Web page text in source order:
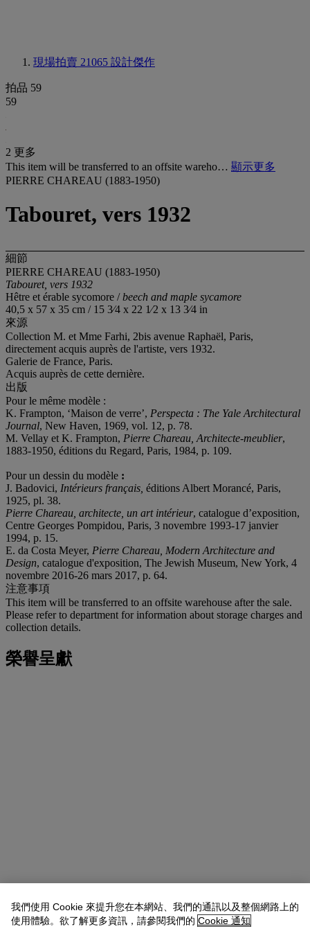
現場拍賣 21065 設計傑作
拍品 59
59
2 更多
This item will be transferred to an offsite wareho… 顯示更多
PIERRE CHAREAU (1883-1950)
Tabouret, vers 1932
細節
PIERRE CHAREAU (1883-1950)
Tabouret, vers 1932
Hêtre et érable sycomore /beech and maple sycamore
40,5 x 57 x 35 cm / 15 3⁄4 x 22 1⁄2 x 13 3⁄4 in
來源
Collection M. et Mme Farhi, 2bis avenue Raphaël, Paris,
directement acquis auprès de l'artiste, vers 1932.
Galerie de France, Paris.
Acquis auprès de cette dernière.
出版
Pour le même modèle :
K. Frampton, ‘Maison de verre’, Perspecta : The Yale Architectural
Journal, New Haven, 1969, vol. 12, p. 78.
M. Vellay et K. Frampton, Pierre Chareau, Architecte-meublier,
1883-1950, éditions du Regard, Paris, 1984, p. 109.
Pour un dessin du modèle :
J. Badovici, Intérieurs français, éditions Albert Morancé, Paris,
1925, pl. 38.
Pierre Chareau, architecte, un art intérieur, catalogue d’exposition,
Centre Georges Pompidou, Paris, 3 novembre 1993-17 janvier
1994, p. 15.
E. da Costa Meyer, Pierre Chareau, Modern Architecture and
Design, catalogue d'exposition, The Jewish Museum, New York, 4
novembre 2016-26 mars 2017, p. 64.
注意事項
This item will be transferred to an offsite warehouse after the sale.
Please refer to department for information about storage charges and
collection details.
榮譽呈獻
我們使用 Cookie 來提升您在本網站、我們的通訊以及整個網路上的
使用體驗。欲了解更多資訊，請參閱我們的 Cookie 通知